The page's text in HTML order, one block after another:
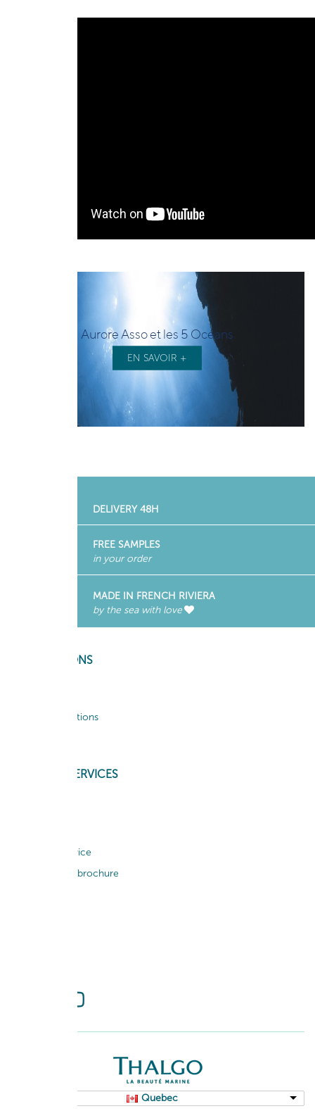
Aurore Asso et les 5 Océans
EN SAVOIR +
DELIVERY 48H
FREE SAMPLES
in your order
MADE IN FRENCH RIVIERA
by the sea with love
INFORMATIONS
Terms & Conditions
HELP AND SERVICES
Customer Service
Download our brochure
Quebec